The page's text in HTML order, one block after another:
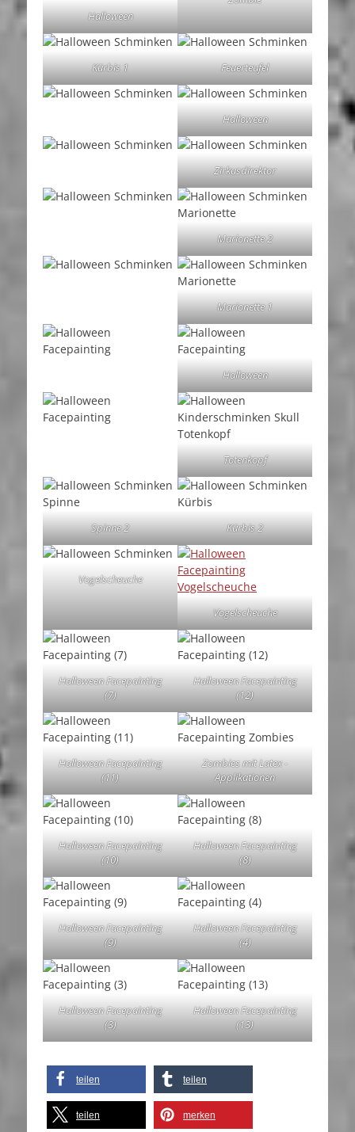
Halloween
Kürbis 1 Feuerteufel
Halloween
Zirkusdirektor
Marionette 2
Marionette 1
Halloween
Totenkopf
Spinne 2 Kürbis 2
Vogelscheuche
Vogelscheuche
Halloween Facepainting
(7)
Halloween Facepainting
(12)
Halloween Facepainting
(11)
Zombies mit Latex -
Applikationen
Halloween Facepainting
(10)
Halloween Facepainting
(8)
Halloween Facepainting
(9)
Halloween Facepainting
(4)
Halloween Facepainting
(3)
Halloween Facepainting
(13)
teilen teilen
teilen merken